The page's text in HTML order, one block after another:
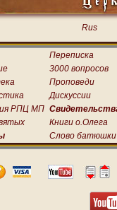
Rus
Переписка
3000 вопросов
Проповеди
Дискуссии
РПЦ МП
Книги о.Олега
Слово батюшки